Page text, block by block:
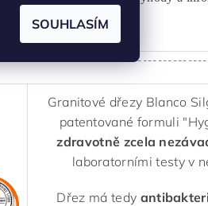
produktu.
Granitové dřezy Blanco
patentované formuli
zdravotně zcela
laboratorními testy v
Dřez má tedy
SOUHLASÍM